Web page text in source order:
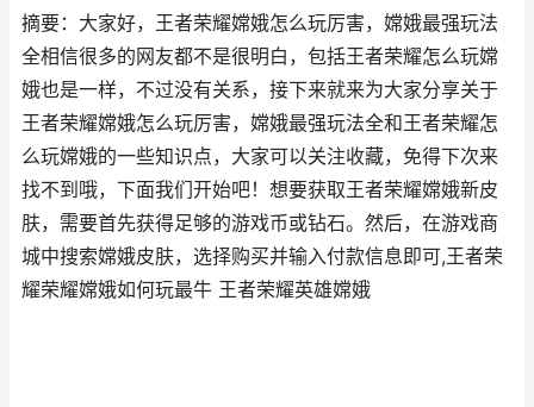
摘要：大家好，王者荣耀嫦娥怎么玩厉害，嫦娥最强玩法
全相信很多的网友都不是很明白，包括王者荣耀怎么玩嫦
娥也是一样，不过没有关系，接下来就来为大家分享关于
王者荣耀嫦娥怎么玩厉害，嫦娥最强玩法全和王者荣耀怎
么玩嫦娥的一些知识点，大家可以关注收藏，免得下次来
找不到哦，下面我们开始吧！想要获取王者荣耀嫦娥新皮
肤，需要首先获得足够的游戏币或钻石。然后，在游戏商
城中搜索嫦娥皮肤，选择购买并输入付款信息即可,王者荣
耀荣耀嫦娥如何玩最牛 王者荣耀英雄嫦娥